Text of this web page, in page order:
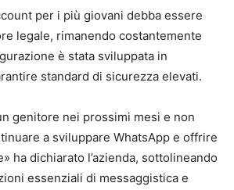
per i più giovani debba essere
legale, rimanendo costantemente
è stata sviluppata in
standard di sicurezza elevati.
genitore nei prossimi mesi e non
a sviluppare WhatsApp e offrire
ha dichiarato l’azienda, sottolineando
essenziali di messaggistica e